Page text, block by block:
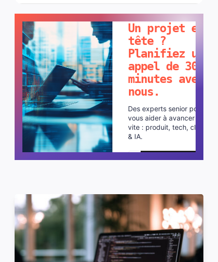
Un projet en
tête ?
Planifiez un
appel de 30
minutes avec
nous.
Des experts senior pour
vous aider à avancer plus
vite : produit, tech, cloud
& IA.
Planifier un appel